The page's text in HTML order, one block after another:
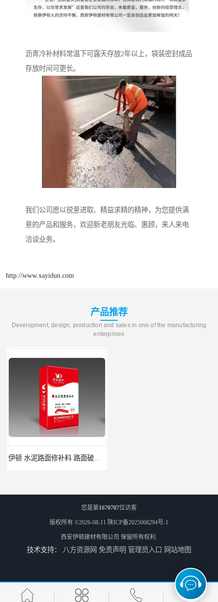
沥青冷补材料常温下可露天存放2年以上，袋装密封成品
存放时间可更长。
我们公司愿以锐意进取、精益求精的精神，为您提供满
意的产品和服务，欢迎新老朋友光临、惠顾，来人来电
洽谈业务。
http://www.xayidun.com
产品推荐
Development, design, production and sales in one of the manufacturing
enterprises
伊顿 水泥路面修补料 路面破损起皮快速修补 2小时通车
ECC高延性混凝土 粘结力好强度高 可弯曲抗震不开裂
您是第1670707位访客
版权所有 ©2026-08-11 陕ICP备2025068294号-1
西安伊顿建材有限公司 保留所有权利.
技术支持： 八方资源网 免责声明 管理员入口 网站地图